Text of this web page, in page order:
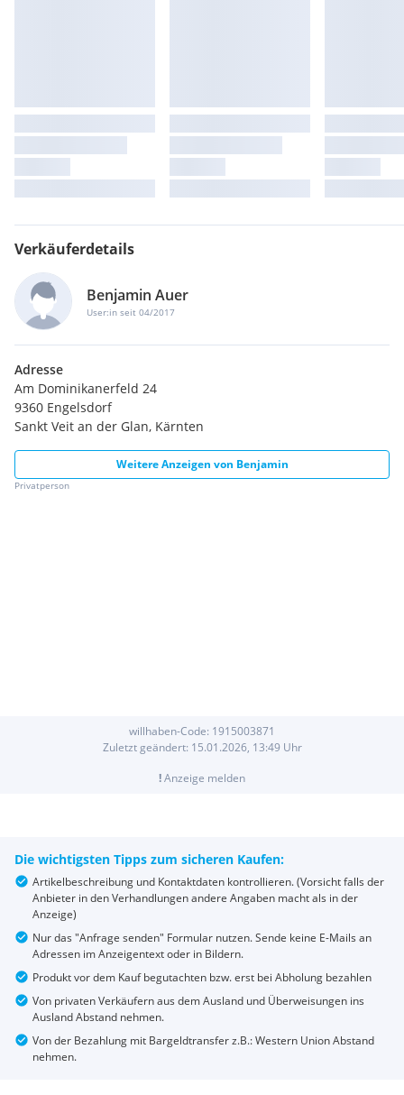
Verkäuferdetails
Benjamin Auer
User:in seit 04/2017
Adresse
Am Dominikanerfeld 24
9360 Engelsdorf
Sankt Veit an der Glan, Kärnten
Weitere Anzeigen von Benjamin
Privatperson
willhaben-Code: 1915003871
Zuletzt geändert: 15.01.2026, 13:49 Uhr
!Anzeige melden
Die wichtigsten Tipps zum sicheren Kaufen:
Artikelbeschreibung und Kontaktdaten kontrollieren. (Vorsicht falls der
Anbieter in den Verhandlungen andere Angaben macht als in der
Anzeige)
Nur das "Anfrage senden" Formular nutzen. Sende keine E-Mails an
Adressen im Anzeigentext oder in Bildern.
Produkt vor dem Kauf begutachten bzw. erst bei Abholung bezahlen
Von privaten Verkäufern aus dem Ausland und Überweisungen ins
Ausland Abstand nehmen.
Von der Bezahlung mit Bargeldtransfer z.B.: Western Union Abstand
nehmen.